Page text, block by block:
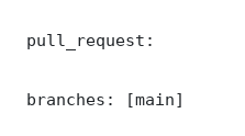
pull_request:
branches: [main]